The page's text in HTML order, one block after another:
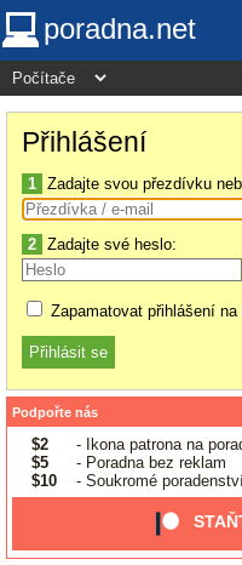
poradna.net
Přihlášení
1 Zadajte svou přezdívku
2 Zadajte své heslo:
Zapamatovat přihlášení
Podpořte nás
$2
- Ikona patrona na
$5
- Poradna bez reklam
$10
- Soukromé